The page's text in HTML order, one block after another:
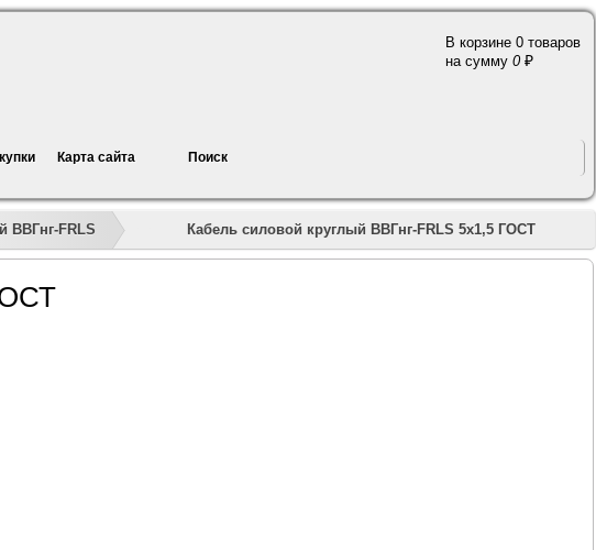
В корзине 0 товаров
на сумму 0
Карта сайта Поиск
»»
ВВГнг-FRLS Кабель силовой круглый ВВГнг-FRLS 5х1,5 ГОСТ